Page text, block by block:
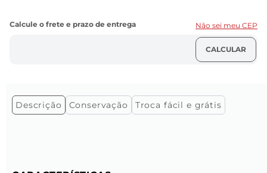
Não sei meu CEP
Descrição Conservação Troca fácil e grátis